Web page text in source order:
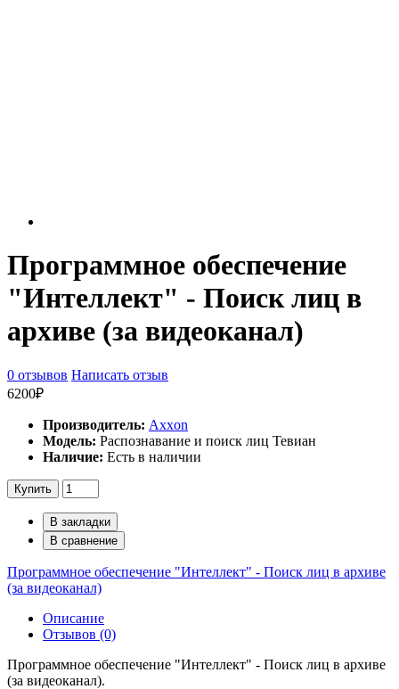
Программное обеспечение
"Интеллект" - Поиск лиц в
архиве (за видеоканал)
0 отзывов Написать отзыв
6200₽
Производитель: Axxon
Модель: Распознавание и поиск лиц Тевиан
Наличие: Есть в наличии
Купить
В закладки
В сравнение
Программное обеспечение "Интеллект" - Поиск лиц в архиве
(за видеоканал)
Описание
Отзывов (0)
Программное обеспечение "Интеллект" - Поиск лиц в архиве
(за видеоканал).